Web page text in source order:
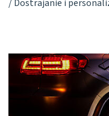
Dostrajanie i